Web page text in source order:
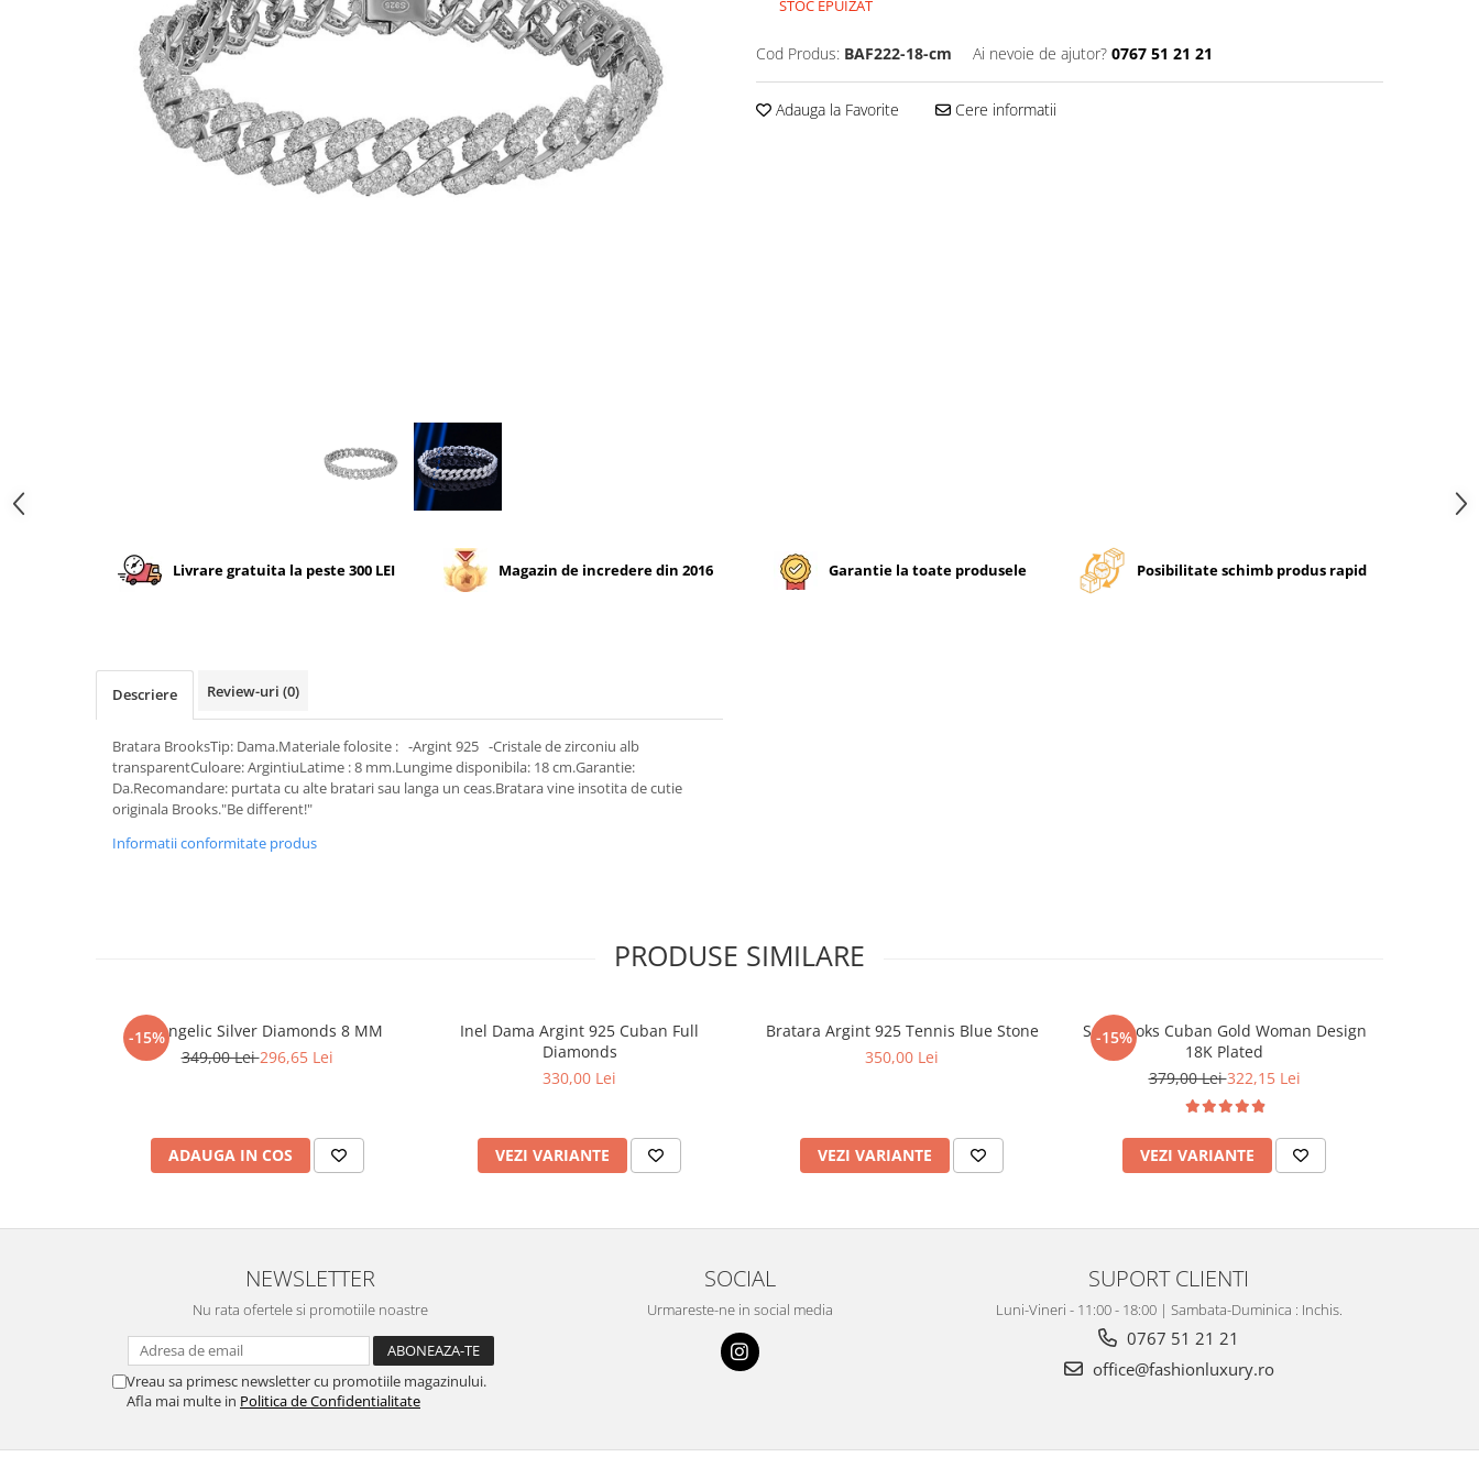
STOC EPUIZAT
Cod Produs: BAF222-18-cm Ai nevoie de ajutor? 0767 51 21 21
Adauga la Favorite Cere informatii
Livrare gratuita la peste 300 LEI Magazin de incredere din 2016 Garantie la toate produsele Posibilitate schimb produs rapid
Descriere Review-uri (0)
Bratara BrooksTip: Dama.Materiale folosite : -Argint 925 -Cristale de zirconiu alb
transparentCuloare: ArgintiuLatime : 8 mm.Lungime disponibila: 18 cm.Garantie:
Da.Recomandare: purtata cu alte bratari sau langa un ceas.Bratara vine insotita de cutie
originala Brooks."Be different!"
Informatii conformitate produs
PRODUSE SIMILARE
-15%
Set Angelic Silver Diamonds 8 MM
349,00 Lei296,65 Lei
ADAUGA IN COS
Inel Dama Argint 925 Cuban Full
Diamonds
330,00 Lei
VEZI VARIANTE
Bratara Argint 925 Tennis Blue Stone
350,00 Lei
VEZI VARIANTE
-15%
Set Brooks Cuban Gold Woman Design
18K Plated
379,00 Lei322,15 Lei
VEZI VARIANTE
NEWSLETTER
Nu rata ofertele si promotiile noastre
Vreau sa primesc newsletter cu promotiile magazinului.
Afla mai multe in Politica de Confidentialitate
SOCIAL
Urmareste-ne in social media
SUPORT CLIENTI
Luni-Vineri - 11:00 - 18:00 | Sambata-Duminica : Inchis.
0767 51 21 21
office@fashionluxury.ro